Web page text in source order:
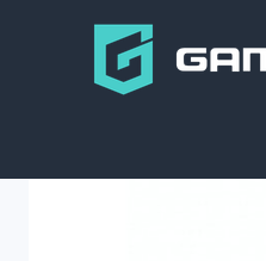
Productos